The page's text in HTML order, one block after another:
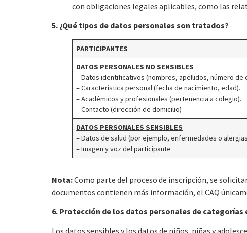
con obligaciones legales aplicables, como las
5. ¿Qué tipos de datos personales son tratados?
PARTICIPANTES
DATOS PERSONALES NO SENSIBLES
– Datos identificativos (nombres, apellidos, número de
– Característica personal (fecha de nacimiento, edad).
– Académicos y profesionales (pertenencia a colegio).
– Contacto (dirección de domicilio)
DATOS PERSONALES SENSIBLES
– Datos de salud (por ejemplo, enfermedades o
– Imagen y voz del participante
Nota:Como parte del proceso de inscripción, se
documentos contienen más información, el CAQ
6. Protección de los datos personales de categorías
Los datos sensibles y los datos de niños, niñas y